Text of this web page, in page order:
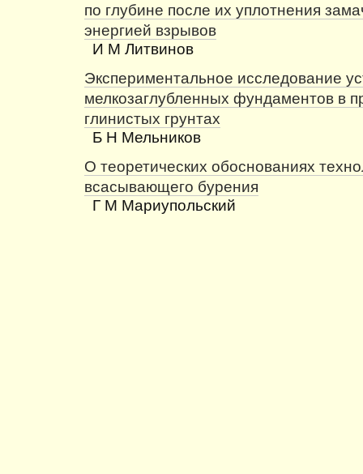
по глубине после их уплотнения
энергией взрывов
И М Литвинов
Экспериментальное исследование
мелкозаглубленных фундаментов в
глинистых грунтах
Б Н Мельников
О теоретических обоснованиях
всасывающего бурения
Г М Мариупольский